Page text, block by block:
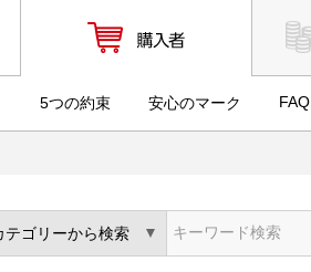
5つの約束 安心のマーク FAQ